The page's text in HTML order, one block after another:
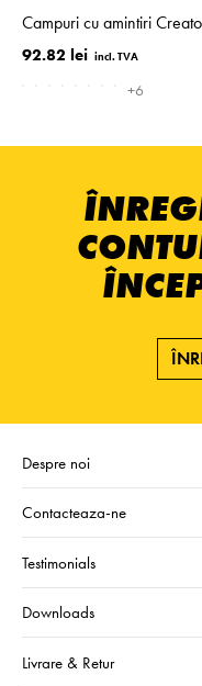
Campuri cu amintiri
92.82 lei
+6
Despre noi
Contacteaza-ne
Testimonials
Downloads
Livrare & Retur